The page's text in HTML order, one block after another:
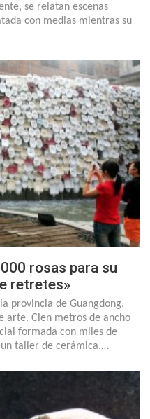
se relatan escenas
con medias mientras su
rosas para su
retretes»
provincia de Guangdong,
arte. Cien metros de ancho
formada con miles de
taller de cerámica.…